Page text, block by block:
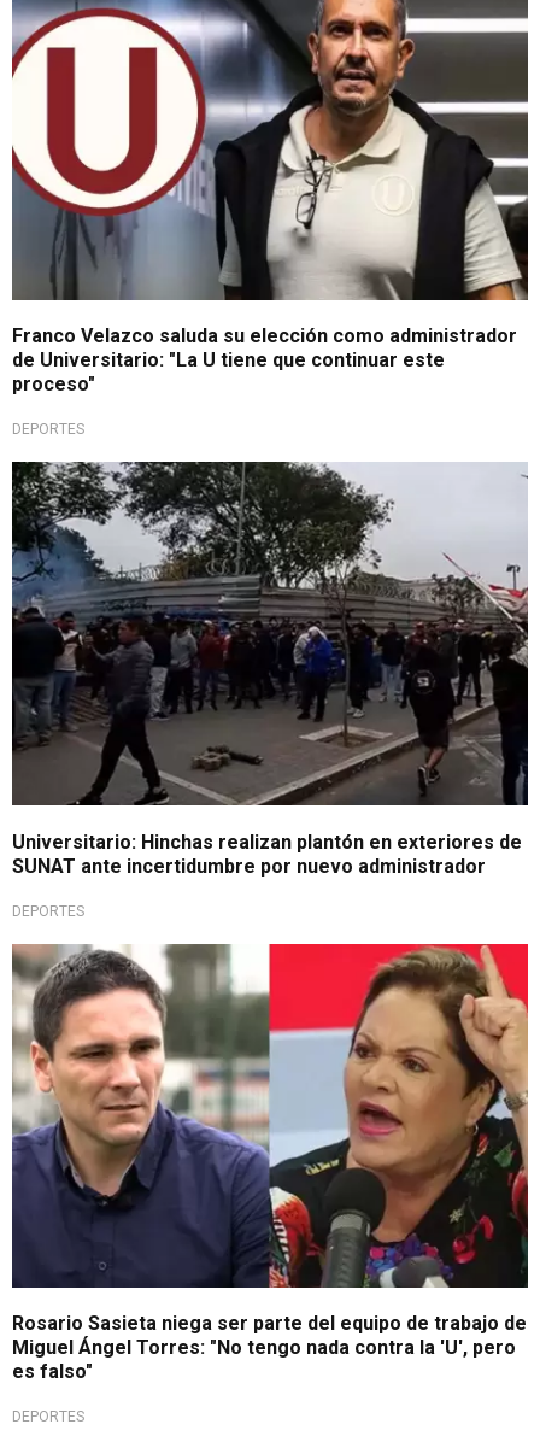
Franco Velazco saluda su elección como administrador
de Universitario: "La U tiene que continuar este
proceso"
DEPORTES
Alzan su voz de protesta
Universitario: Hinchas realizan plantón en exteriores de
SUNAT ante incertidumbre por nuevo administrador
DEPORTES
Contundente respuesta
Rosario Sasieta niega ser parte del equipo de trabajo de
Miguel Ángel Torres: "No tengo nada contra la 'U', pero
es falso"
DEPORTES